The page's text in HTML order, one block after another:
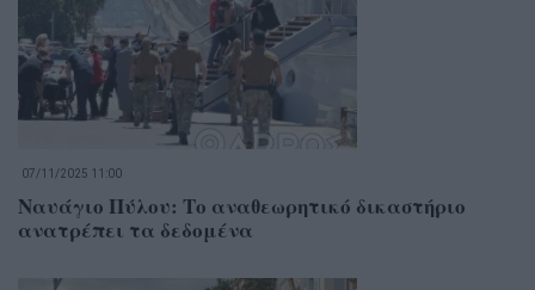
07/11/2025 11:00
Ναυάγιο Πύλου: Το αναθεωρητικό δικαστήριο
ανατρέπει τα δεδομένα